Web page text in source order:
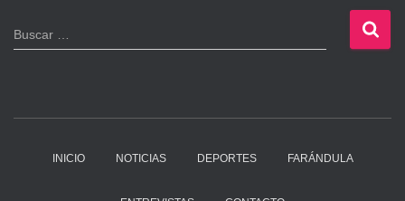
B
u
Buscar …
INICIO NOTICIAS DEPORTES FARÁNDULA